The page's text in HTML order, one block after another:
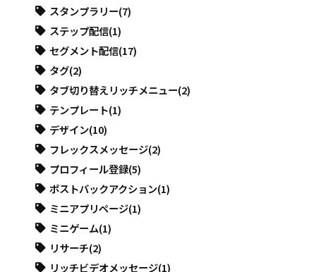
スタンプラリー(7)
ステップ配信(1)
セグメント配信(17)
タグ(2)
タブ切り替えリッチメニュー(2)
テンプレート(1)
デザイン(10)
フレックスメッセージ(2)
プロフィール登録(5)
ポストバックアクション(1)
ミニアプリページ(1)
ミニゲーム(1)
リサーチ(2)
リッチビデオメッセージ(1)